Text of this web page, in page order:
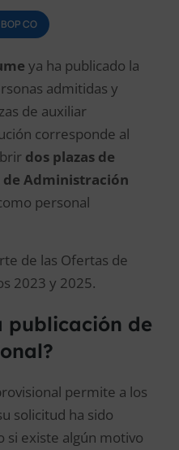
CO
ya ha publicado la
admitidas y
de auxiliar
corresponde al
dos plazas de
Administración
personal
de las Ofertas de
2023 y 2025.
publicación de
permite a los
solicitud ha sido
existe algún motivo